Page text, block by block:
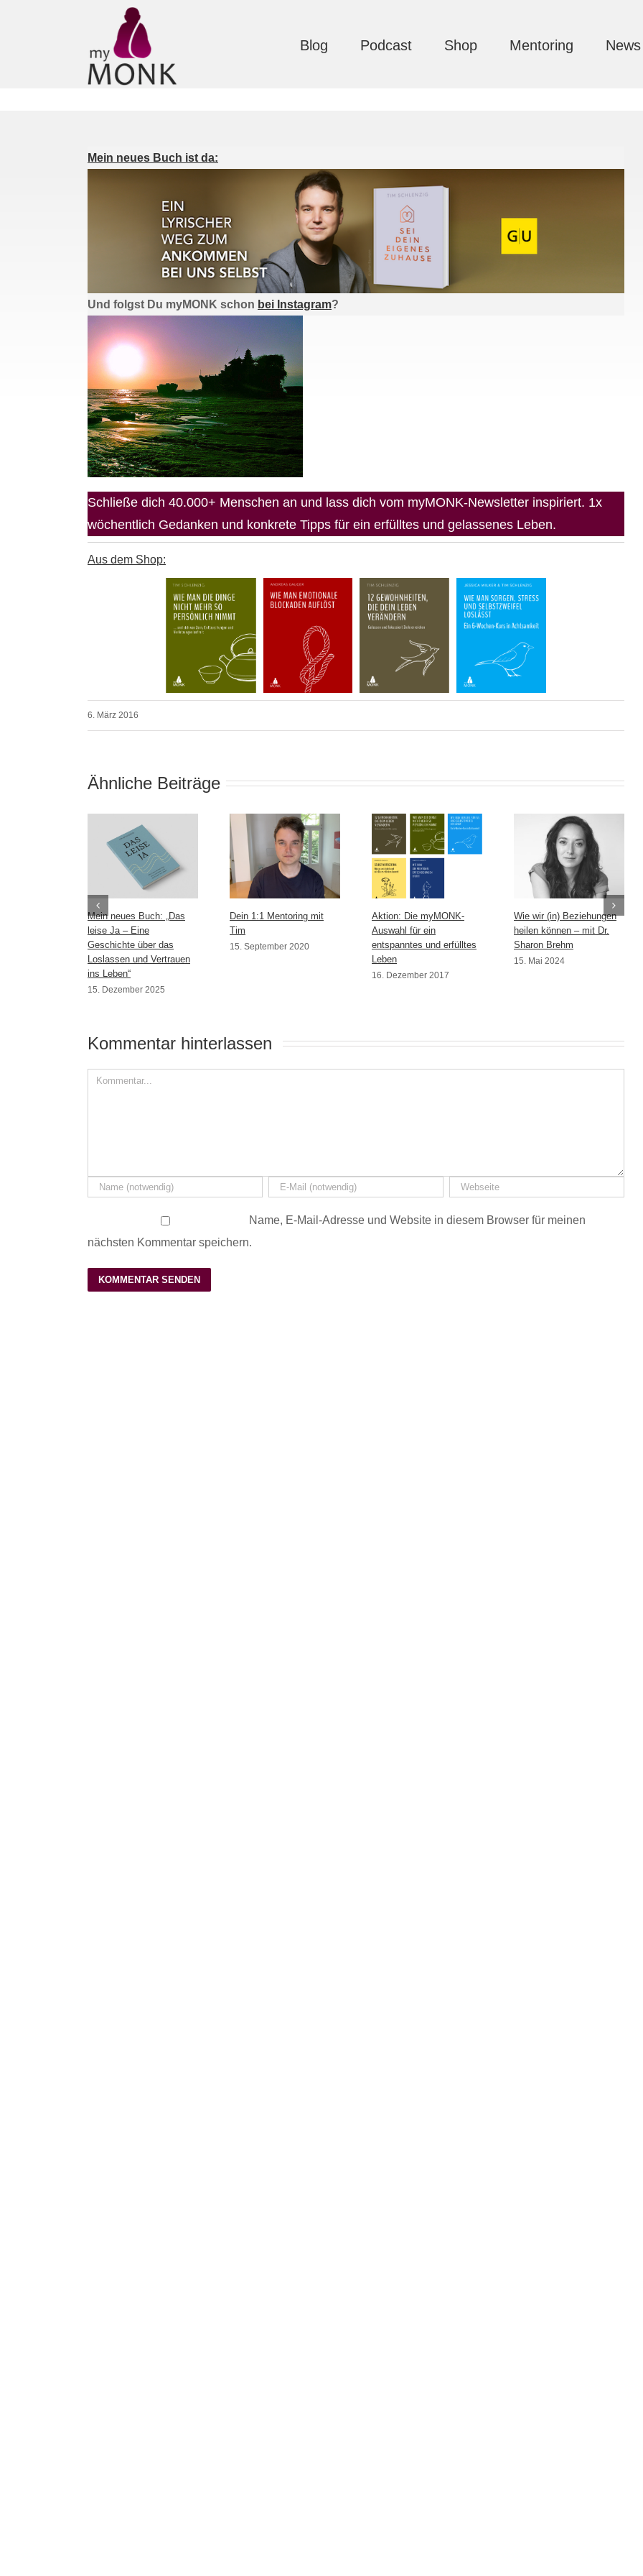
Blog Podcast Shop Mentoring News
Mein neues Buch ist da:
Und folgst Du myMONK schon bei Instagram?
Schließe dich 40.000+ Menschen an und lass dich vom myMONK-Newsletter inspiriert. 1x
wöchentlich Gedanken und konkrete Tipps für ein erfülltes und gelassenes Leben.
Aus dem Shop:
6. März 2016
Ähnliche Beiträge
Mein neues Buch: „Das
leise Ja – Eine
Geschichte über das
Loslassen und Vertrauen
ins Leben“
15. Dezember 2025
Dein 1:1 Mentoring mit
Tim
15. September 2020
Aktion: Die myMONK-
Auswahl für ein
entspanntes und erfülltes
Leben
16. Dezember 2017
Wie wir (in) Beziehungen
heilen können – mit Dr.
Sharon Brehm
15. Mai 2024
Kommentar hinterlassen
Name, E-Mail-Adresse und Website in diesem Browser für meinen
nächsten Kommentar speichern.